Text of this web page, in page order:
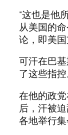
“这也是他
从美国的
论，即美国
可汗在巴
了这些指控
在他的政
后，汗被
各地举行集